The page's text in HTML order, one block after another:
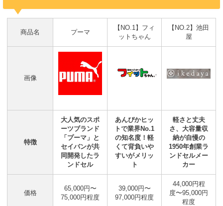
商品名 プーマ
【NO.1】フィ
ットちゃん
【NO.2】池田
屋
画像
特徴
大人気のスポ
ーツブランド
「プーマ」と
セイバンが共
同開発したラ
ンドセル
あんぴかヒッ
トで業界No.1
の知名度！軽
くて背負いや
すいがメリッ
ト
軽さと丈夫
さ、大容量収
納が自慢の
1950年創業ラ
ンドセルメー
カー
価格
65,000円〜
75,000円程度
39,000円〜
97,000円程度
44,000円程
度〜95,000円
程度